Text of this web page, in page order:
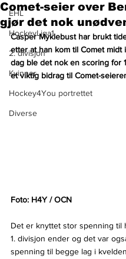
EHL
HockeyLiga1
2. divisjon
Kvinner
Hockey4You portrettet
Diverse
Comet-seier over
gjør det nok
Casper Myklebust har brukt
etter at han kom til Comet midt
dag ble det nok en scoring for
et viktig bidrag til Comet-
Foto: H4Y / OCN
Det er knyttet stor spenning til
1. divisjon ender og det var
spenning til begge lag i